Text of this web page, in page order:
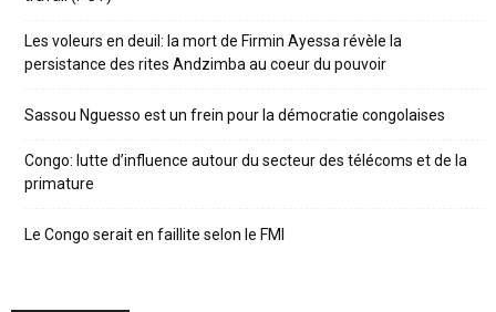
Les voleurs en deuil: la mort de Firmin Ayessa révèle la
persistance des rites Andzimba au coeur du pouvoir
Sassou Nguesso est un frein pour la démocratie congolaises
Congo: lutte d’influence autour du secteur des télécoms et de la
primature
Le Congo serait en faillite selon le FMI